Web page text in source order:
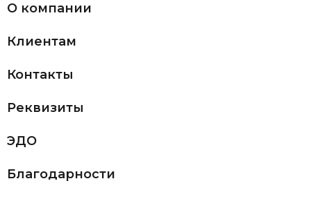
О компании
Клиентам
Контакты
Реквизиты
ЭДО
Благодарности